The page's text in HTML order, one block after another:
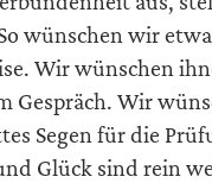
wünschen wir
Wir wünschen
Gespräch. Wir
Segen für die
Glück sind rein